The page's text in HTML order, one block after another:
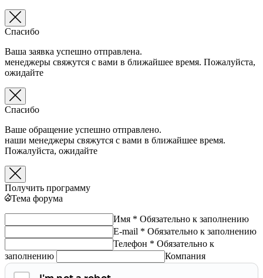
Спасибо
Ваша заявка успешно отправлена.
менеджеры свяжутся с вами в ближайшее время. Пожалуйста,
ожидайте
Спасибо
Ваше обращение успешно отправлено.
наши менеджеры свяжутся с вами в ближайшее время.
Пожалуйста, ожидайте
Получить программу
Тема форума
Имя * Обязательно к заполнению
E-mail * Обязательно к заполнению
Телефон * Обязательно к
заполнению
Компания